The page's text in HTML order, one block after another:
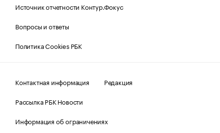
Источник отчетности Контур.Фокус
Вопросы и ответы
Политика Cookies РБК
Контактная информация
Редакция
Рассылка РБК Новости
Информация об ограничениях